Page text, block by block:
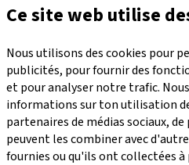
Ce site web utilise
Nous utilisons des cookies pour
publicités, pour fournir des
et pour analyser notre trafic.
informations sur ton utilisation
partenaires de médias sociaux,
peuvent les combiner avec
fournies ou qu'ils ont collectées